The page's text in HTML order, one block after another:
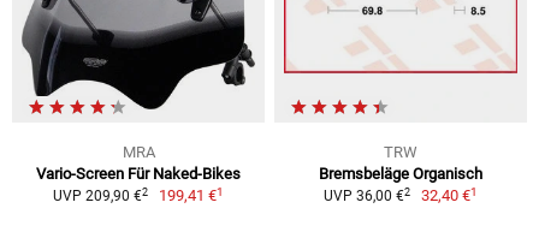
MRA
Vario-Screen Für Naked-Bikes
UVP 209,90 €2 199,41 €1
TRW
Bremsbeläge Organisch
UVP 36,00 €2 32,40 €1